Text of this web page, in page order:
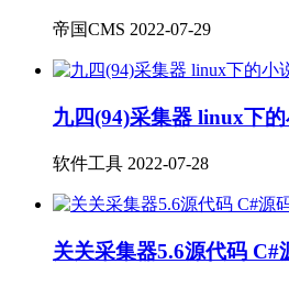
帝国CMS 2022-07-29
九四(94)采集器 linux下
软件工具 2022-07-28
关关采集器5.6源代码 C#